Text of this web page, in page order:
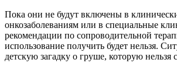
Пока они не будут включены в
онкозаболеваниям или в специальные
рекомендации по сопроводительной
использование получить будет нельзя.
детскую загадку о груше, которую нельзя